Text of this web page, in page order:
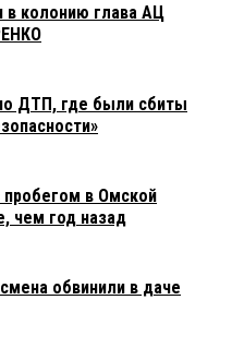
в колонию глава АЦ
ДТП, где были сбиты
в Омской
чем год назад
обвинили в даче